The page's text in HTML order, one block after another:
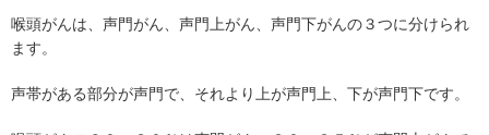
喉頭がんは、声門がん、声門上がん、声門下がんの３つに分けられ
ます。
声帯がある部分が声門で、それより上が声門上、下が声門下です。